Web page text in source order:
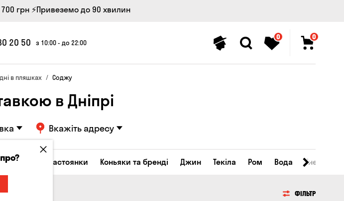
грн ⚡Привеземо до 90 хвилин
20 50 з 10:00 - до 22:00
0 0
в пляшках Соджу
в Дніпрі
Вкажіть адресу
Лікери та настоянки Коньяки та бренді Джин Текіла Ром Вода
ФІЛЬТР